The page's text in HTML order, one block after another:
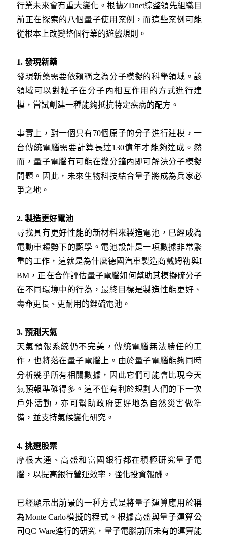
行業未來會有重大變化。根據ZDnet綜整領先組織目
前正在探索的八個量子使用案例，而這些案例可能
從根本上改變整個行業的遊戲規則。
1. 發現新藥
發現新藥需要依賴稱之為分子模擬的科學領域。該
領域可以對粒子在分子內相互作用的方式進行建
模，嘗試創建一種能夠抵抗特定疾病的配方。
事實上，對一個只有70個原子的分子進行建模，一
台傳統電腦需要計算長達130億年才能夠達成。然
而，量子電腦有可能在幾分鐘內即可解決分子模擬
問題。因此，未來生物科技結合量子將成為兵家必
爭之地。
2. 製造更好電池
尋找具有更好性能的新材料來製造電池，已經成為
電動車趨勢下的顯學。電池設計是一項數據非常繁
重的工作，這就是為什麼德國汽車製造商戴姆勒與I
BM，正在合作評估量子電腦如何幫助其模擬硫分子
在不同環境中的行為，最終目標是製造性能更好、
壽命更長、更耐用的鋰硫電池。
3. 預測天氣
天氣預報系統仍不完美，傳統電腦無法勝任的工
作，也將落在量子電腦上。由於量子電腦能夠同時
分析幾乎所有相關數據，因此它們可能會比現今天
氣預報準確得多。這不僅有利於規劃人們的下一次
戶外活動，亦可幫助政府更好地為自然災害做準
備，並支持氣候變化研究。
4. 挑選股票
摩根大通、高盛和富國銀行都在積極研究量子電
腦，以提高銀行營運效率，強化投資報酬。
已經顯示出前景的一種方式是將量子運算應用於稱
為Monte Carlo模擬的程式。根據高盛與量子運算公
司QC Ware進行的研究，量子電腦前所未有的運算能